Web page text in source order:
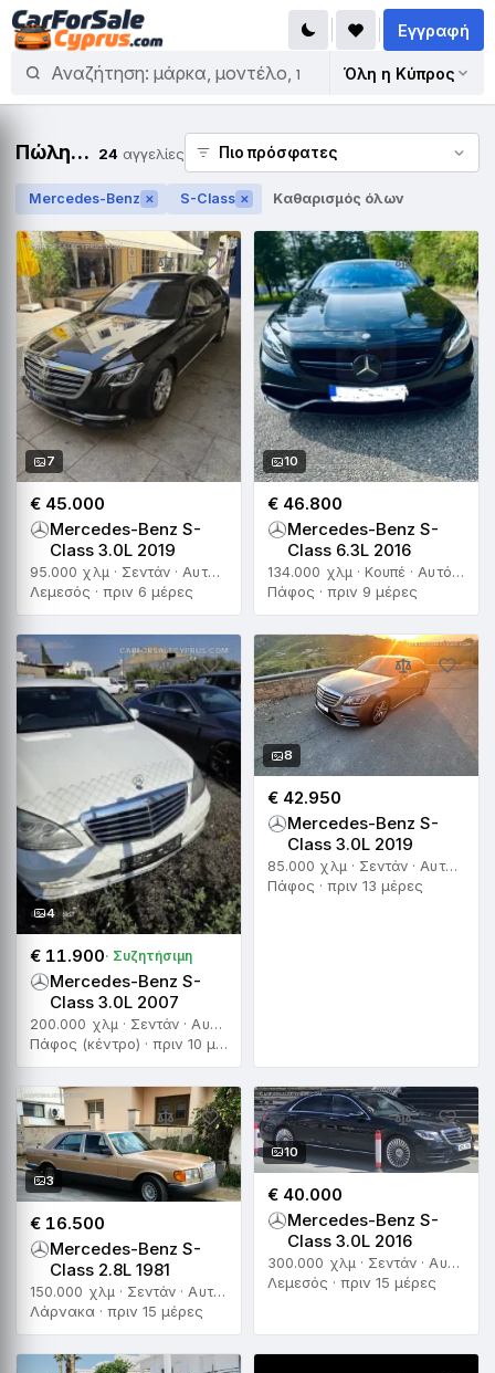
Όλη η Κύπρος
Εγγραφή
Πώληση Mercedes-Benz S-Class 24 αγγελίες
Mercedes-Benz ✕ S-Class ✕ Καθαρισμός όλων
7
€ 45.000
Mercedes-Benz S-
Class 3.0L 2019
95.000 χλμ · Σεντάν · Αυτόματο
Λεμεσός · πριν 6 μέρες
10
€ 46.800
Mercedes-Benz S-
Class 6.3L 2016
134.000 χλμ · Κουπέ · Αυτόματο
Πάφος · πριν 9 μέρες
4
€ 11.900· Συζητήσιμη
Mercedes-Benz S-
Class 3.0L 2007
200.000 χλμ · Σεντάν · Αυτόματο
Πάφος (κέντρο) · πριν 10 μέρες
8
€ 42.950
Mercedes-Benz S-
Class 3.0L 2019
85.000 χλμ · Σεντάν · Αυτόματο
Πάφος · πριν 13 μέρες
3
€ 16.500
Mercedes-Benz S-
Class 2.8L 1981
150.000 χλμ · Σεντάν · Αυτόματο
Λάρνακα · πριν 15 μέρες
10
€ 40.000
Mercedes-Benz S-
Class 3.0L 2016
300.000 χλμ · Σεντάν · Αυτόματο
Λεμεσός · πριν 15 μέρες